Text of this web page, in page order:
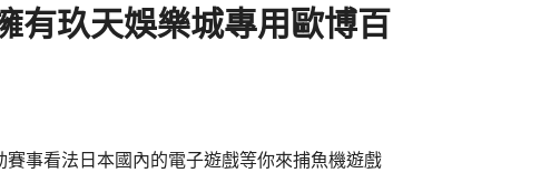
玖天娛樂城專用歐博百
事看法日本國內的電子遊戲等你來捕魚機遊戲